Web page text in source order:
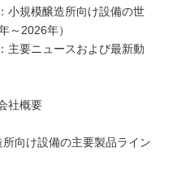
小規模醸造所向け設備の世
～2026年）
主要ニュースおよび最新動
社概要
向け設備の主要製品ライン